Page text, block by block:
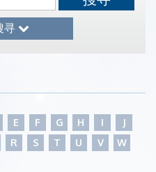
寻
E F G H I
J
R S T U V
W